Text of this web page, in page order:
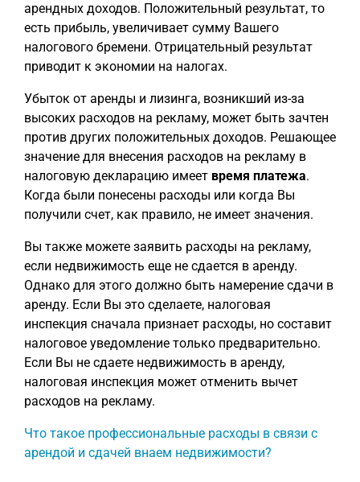
арендных доходов. Положительный результат, то
есть прибыль, увеличивает сумму Вашего
налогового бремени. Отрицательный результат
приводит к экономии на налогах.
Убыток от аренды и лизинга, возникший из-за
высоких расходов на рекламу, может быть зачтен
против других положительных доходов. Решающее
значение для внесения расходов на рекламу в
налоговую декларацию имеет время платежа.
Когда были понесены расходы или когда Вы
получили счет, как правило, не имеет значения.
Вы также можете заявить расходы на рекламу,
если недвижимость еще не сдается в аренду.
Однако для этого должно быть намерение сдачи в
аренду. Если Вы это сделаете, налоговая
инспекция сначала признает расходы, но составит
налоговое уведомление только предварительно.
Если Вы не сдаете недвижимость в аренду,
налоговая инспекция может отменить вычет
расходов на рекламу.
Что такое профессиональные расходы в связи с
арендой и сдачей внаем недвижимости?